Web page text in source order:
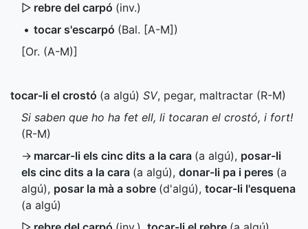
▷ rebre del carpó (inv.)
• tocar s'escarpó (Bal. [A-M])
[Or. (A-M)]
tocar-li el crostó (a algú) SV, pegar, maltractar (R-M)
Si saben que ho ha fet ell, li tocaran el crostó, i fort!
(R-M)
→ marcar-li els cinc dits a la cara (a algú), posar-li
els cinc dits a la cara (a algú), donar-li pa i peres (a
algú), posar la mà a sobre (d'algú), tocar-li l'esquena
(a algú)